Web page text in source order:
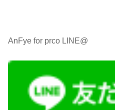
AnFye for prco LINE@